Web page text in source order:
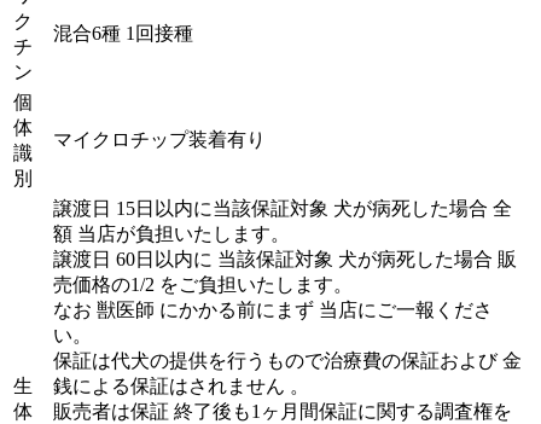
ク
チ
ン
混合6種 1回接種
個
体
識
別
マイクロチップ装着有り
生
体
譲渡日 15日以内に当該保証対象 犬が病死した場合 全
額 当店が負担いたします。
譲渡日 60日以内に 当該保証対象 犬が病死した場合 販
売価格の1/2 をご負担いたします。
なお 獣医師 にかかる前にまず 当店にご一報くださ
い。
保証は代犬の提供を行うもので治療費の保証および 金
銭による保証はされません 。
販売者は保証 終了後も1ヶ月間保証に関する調査権を